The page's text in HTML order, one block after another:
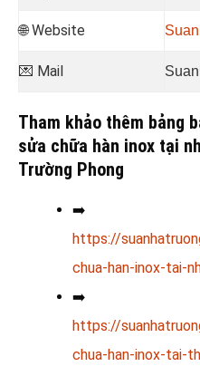
🌐 Website
💌 Mail
Tham khảo thêm bảng
sửa chữa hàn inox tại
Trường Phong
➡️
https://
chua-han-inox-tai-
➡️
https://
chua-han-inox-tai-